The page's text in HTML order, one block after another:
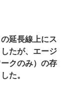
延長線上にス
たが、エージ
クのみ）の存
た。